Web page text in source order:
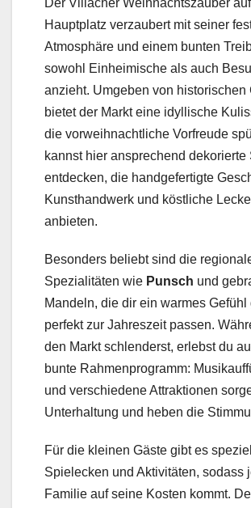
Der Villacher Weihnachtszauber
Hauptplatz verzaubert mit seiner
Atmosphäre und einem bunten
sowohl Einheimische als auch
anzieht. Umgeben von historischen
bietet der Markt eine idyllische
die vorweihnachtliche Vorfreude
kannst hier ansprechend dekorierte
entdecken, die handgefertigte
Kunsthandwerk und köstliche
anbieten.
Besonders beliebt sind die
Spezialitäten wie Punsch und
Mandeln, die dir ein warmes Gefühl
perfekt zur Jahreszeit passen.
den Markt schlenderst, erlebst du
bunte Rahmenprogramm:
und verschiedene Attraktionen
Unterhaltung und heben die
Für die kleinen Gäste gibt es
Spielecken und Aktivitäten, sodass
Familie auf seine Kosten kommt.